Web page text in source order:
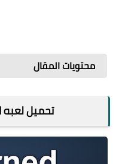
محتويات المقال
تحميل لعبه unturned اخر اصدار